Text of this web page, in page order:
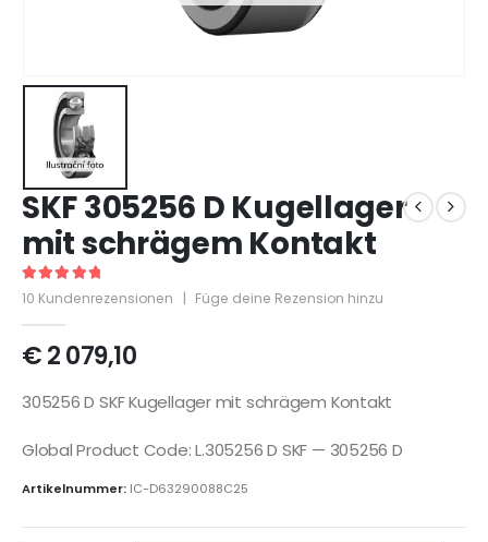
SKF 305256 D Kugellager
mit schrägem Kontakt
5out of 5
10 Kundenrezensionen | Füge deine Rezension hinzu
€2 079,10
305256 D SKF Kugellager mit schrägem Kontakt
Global Product Code: L.305256 D SKF — 305256 D
Artikelnummer: IC-D63290088C25